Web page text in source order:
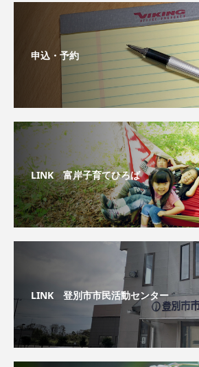
申込・予約
LINK 富岸子育てひろば
LINK 登別市市民活動センター